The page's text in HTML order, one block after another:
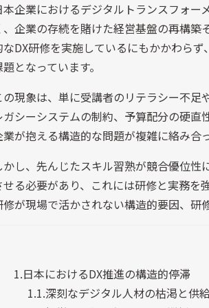
本企業におけるデジタルトランスフォ
、企業の存続を賭けた経営基盤の再構
なDX研修を実施しているにもかかわら
となっています。
の現象は、単に受講者のリテラシー不
ガシーシステムの制約、予算配分の硬
業が抱える構造的な問題が複雑に絡み合
かし、先んじたスキル習熟が競合優位
せる必要があり、これには研修と実務を
修が現場で活かされない構造的要因、研
1.日本におけるDX推進の構造的停滞
1.1.深刻なデジタル人材の枯渇と供